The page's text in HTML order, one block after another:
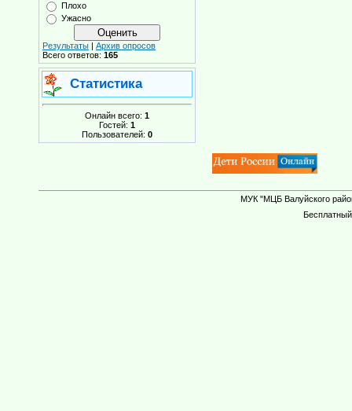
Плохо
Ужасно
Результаты | Архив опросов
Всего ответов: 165
Статистика
Онлайн всего: 1
Гостей: 1
Пользователей: 0
МУК "МЦБ Валуйского